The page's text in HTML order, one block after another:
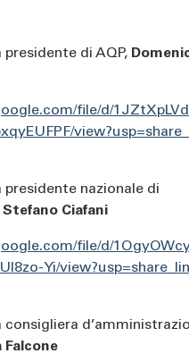
di AQP,
file/d/
presidente nazionale di
Stefano Ciafani
file/d/
Yi/
consigliera
Falcone